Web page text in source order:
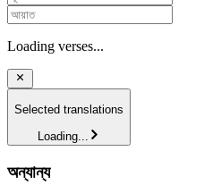
Loading verses...
Selected translations
Loading...
অন্যান্য